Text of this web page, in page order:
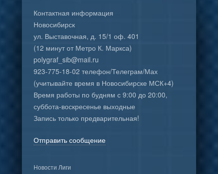
Контактная информация
Новосибирск
ул. Выставочная, д. 15/1 оф. 401
(12 минут от Метро К. Маркса)
polygraf_sib@mail.ru
923-775-18-02 телефон/Телеграм/Мах
(учитывайте время в Новосибирске МСК+4)
Время работы по будням с 9:00 до 20:00,
суббота-воскресенье выходные
Запись только предварительная!
Отправить сообщение
Новости Лиги